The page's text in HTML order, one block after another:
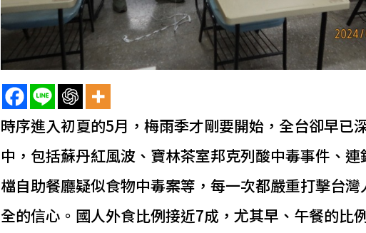
時序進入初夏的5月，梅雨季才剛要開始，全台卻早已
中，包括蘇丹紅風波、寶林茶室邦克列酸中毒事件、連
檔自助餐廳疑似食物中毒案等，每一次都嚴重打擊台灣
全的信心。國人外食比例接近7成，尤其早、午餐的比